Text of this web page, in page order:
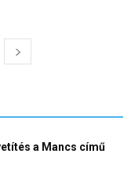
a Mancs című